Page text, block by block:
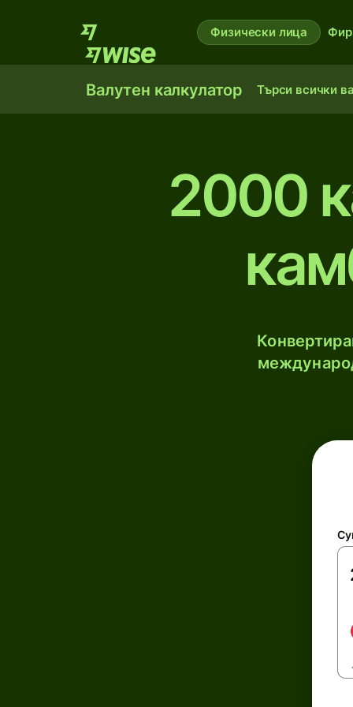
Физически лица
Валутен калкулатор Търси всички
2000